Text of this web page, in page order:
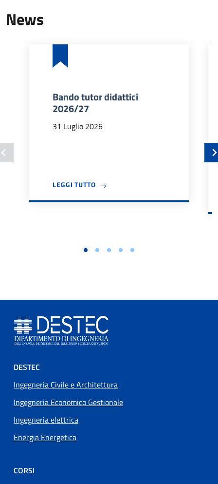
News
Bando tutor didattici
2026/27
31 Luglio 2026
LEGGI TUTTOA PROPOSITO DI BANDO TUTOR
Footer menu
DESTEC
Ingegneria Civile e Architettura
Ingegneria Economico Gestionale
Ingegneria elettrica
Energia Energetica
CORSI